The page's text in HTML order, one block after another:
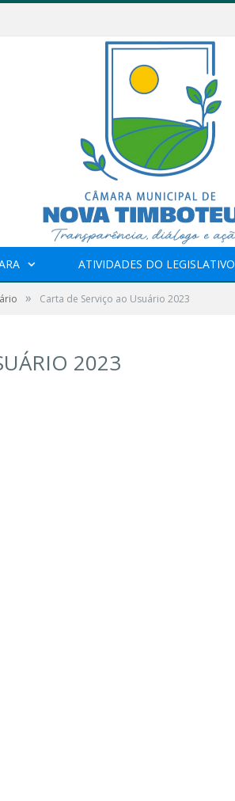
ATIVIDADES DO LEGISLATIVO
» Carta de Serviço ao Usuário 2023
2023